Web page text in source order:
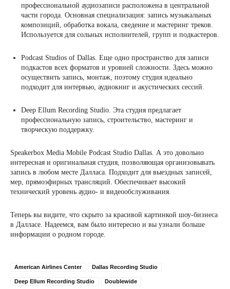
профессиональной аудиозаписи расположена в центральной
части города. Основная специализация: запись музыкальных
композиций, обработка вокала, сведение и мастеринг треков.
Используется для сольных исполнителей, групп и подкастеров.
Podcast Studios of Dallas. Еще одно пространство для записи
подкастов всех форматов и уровней сложности. Здесь можно
осуществить запись, монтаж, поэтому студия идеально
подходит для интервью, аудиокниг и акустических сессий.
Deep Ellum Recording Studio. Эта студия предлагает
профессиональную запись, строительство, мастеринг и
творческую поддержку.
Speakerbox Media Mobile Podcast Studio Dallas. А это довольно
интересная и оригинальная студия, позволяющая организовывать
запись в любом месте Далласа. Подходит для выездных записей,
мер, прямоэфирных трансляций. Обеспечивает высокий
технический уровень аудио- и видеообслуживания.
Теперь вы видите, что скрыто за красивой картинкой шоу-бизнеса
в Далласе. Надеемся, вам было интересно и вы узнали больше
информации о родном городе.
American Airlines Center Dallas Recording Studio
Deep Ellum Recording Studio Doublewide